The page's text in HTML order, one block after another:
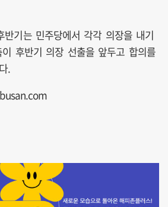
반기는 민주당에서 각각 의장을 내기
후반기 의장 선출을 앞두고 합의를
.